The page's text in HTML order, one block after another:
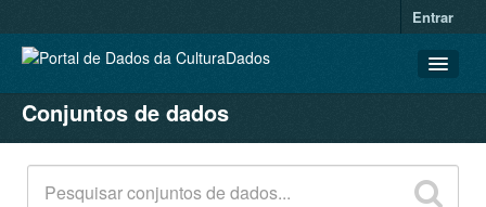
Entrar
CONJUNTOS DE DADOS
ORGANIZAÇÕES
GRUPOS
Conjuntos de dados